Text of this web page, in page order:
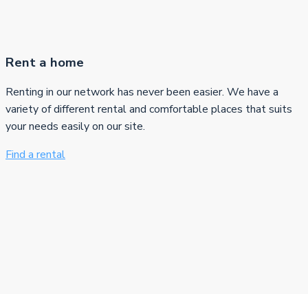
Rent a home
Renting in our network has never been easier. We have a
variety of different rental and comfortable places that suits
your needs easily on our site.
Find a rental